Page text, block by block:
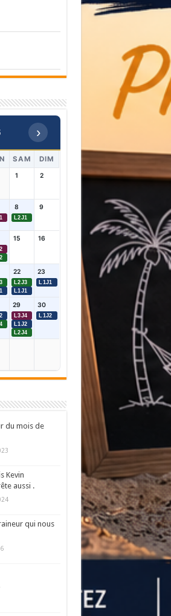
›
SAM DIM
1 2
8
L2J1
9
15 16
22
L2J3
L1J1
23
L1J1
29
L3J4
L1J2
L2J4
30
L1J2
du mois de
Kevin
aussi .
qui nous